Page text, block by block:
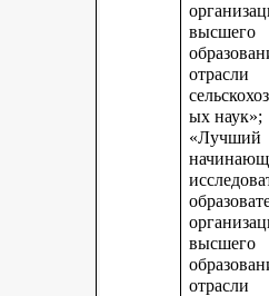
высшего
отрасли
ых наук»;
«Лучший
высшего
отрасли